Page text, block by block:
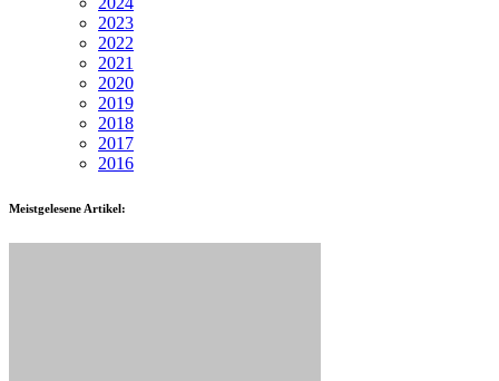
2023
2022
2021
2020
2019
2018
2017
2016
Meistgelesene Artikel: